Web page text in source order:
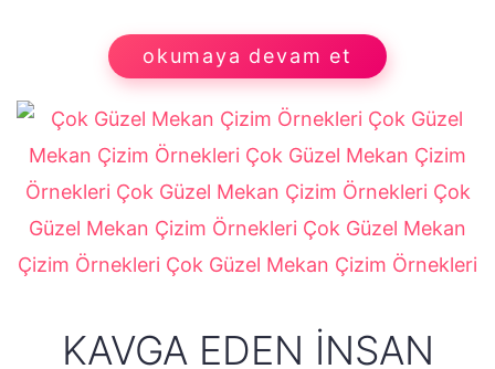
okumaya devam et
KAVGA EDEN İNSAN